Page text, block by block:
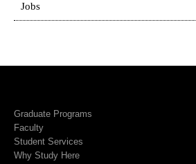
Jobs
Graduate Programs
Faculty
Student Services
Why Study Here